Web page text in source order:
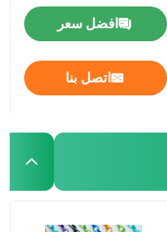
افضل سعر
اتصل بنا